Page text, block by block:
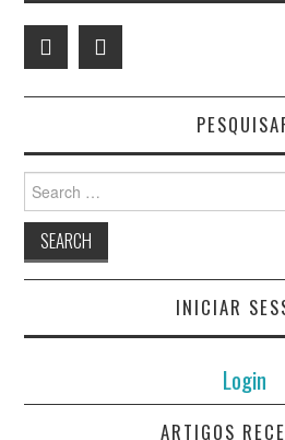
Search
for:
INICIAR
Login
ARTIGOS